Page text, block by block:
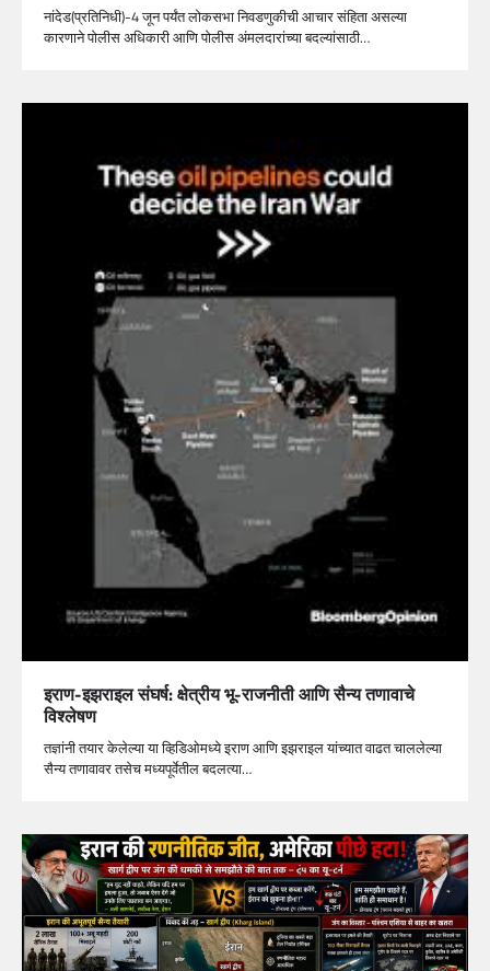
नांदेड(प्रतिनिधी)-4 जून पर्यंत लोकसभा निवडणुकीची आचार संहिता असल्या
कारणाने पोलीस अधिकारी आणि पोलीस अंमलदारांच्या बदल्यांसाठी…
इराण-इझराइल संघर्ष: क्षेत्रीय भू-राजनीती आणि सैन्य तणावाचे
विश्लेषण
तज्ञांनी तयार केलेल्या या व्हिडिओमध्ये इराण आणि इझराइल यांच्यात वाढत चाललेल्या
सैन्य तणावावर तसेच मध्यपूर्वेतील बदलत्या…